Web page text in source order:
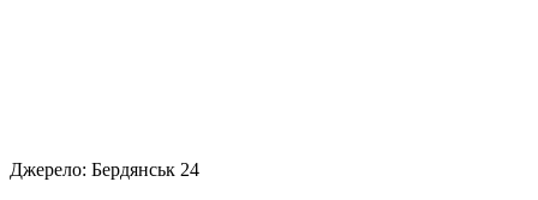
Джерело: Бердянськ 24